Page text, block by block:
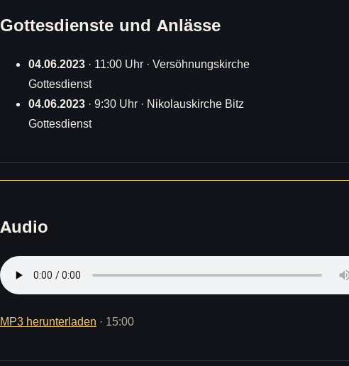
Gottesdienste und Anlässe
04.06.2023 · 11:00 Uhr · Versöhnungskirche
Gottesdienst
04.06.2023 · 9:30 Uhr · Nikolauskirche Bitz
Gottesdienst
Audio
MP3 herunterladen · 15:00